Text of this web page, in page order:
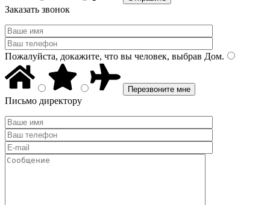
Заказать звонок
Пожалуйста, докажите, что вы человек, выбрав Дом.
Письмо директору